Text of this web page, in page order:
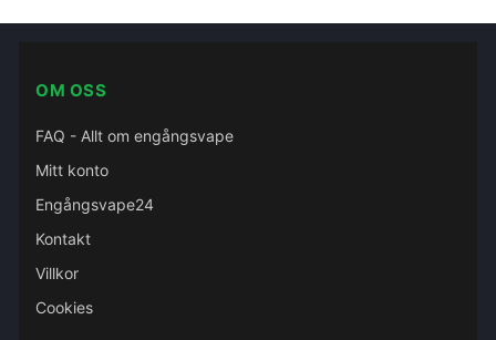
OM OSS
FAQ - Allt om engångsvape
Mitt konto
Engångsvape24
Kontakt
Villkor
Cookies